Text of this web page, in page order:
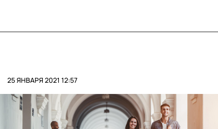
25 ЯНВАРЯ 2021 12:57